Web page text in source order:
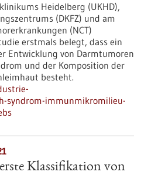
Heidelberg (UKHD),
(DKFZ) und am
(NCT)
erstmals belegt, dass ein
Entwicklung von Darmtumoren
und der Komposition der
besteht.
syndrom-immunmikromilieu-
Klassifikation von